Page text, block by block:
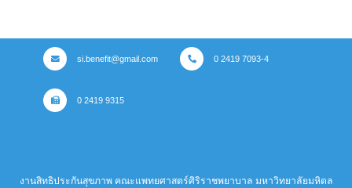
si.benefit@gmail.com 0 2419 7093-4
0 2419 9315
งานสิทธิประกันสุขภาพ คณะแพทยศาสตร์ศิริราชพยาบาล มหาวิทยาลัยมหิดล